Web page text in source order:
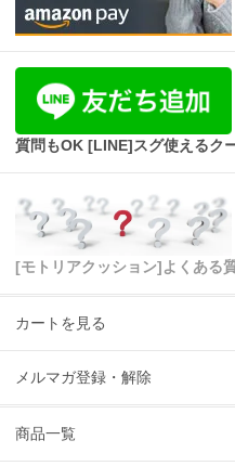
質問もOK [LINE]スグ使えるク
[モトリアクッション]よくある
カートを見る
メルマガ登録・解除
商品一覧